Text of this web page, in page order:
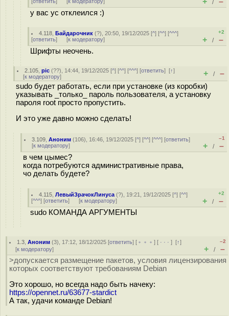
/
у вас ус отклеился :)
4.118 ,Байдарочник (?), 20:50, 19/12/2025 [^] [^^] [^^^]
[ответить] [к модератору]
+2
+ / –
Шрифты неочень.
2.105 ,pic (??), 14:44, 19/12/2025 [^] [^^] [^^^] [ответить][↑]
[к модератору] + / –
sudo будет работать, если при установке (из коробки)
указывать _только_ пароль пользователя, а установку
пароля root просто пропустить.
И это уже давно можно сделать!
3.109 ,Аноним (106), 16:46, 19/12/2025 [^] [^^] [^^^] [ответить]
[к модератору]
–1
+ / –
в чем цымес?
когда потребуются административные права,
чо делать будете?
4.115 ,ЛевыйЗрачокЛинуса (?), 19:21, 19/12/2025 [^] [^^]
[^^^] [ответить] [к модератору]
+2
+ / –
sudo КОМАНДА АРГУМЕНТЫ
1.3 ,Аноним (3), 17:12, 18/12/2025 [ответить] [ ﹢﹢﹢] [ · · ·][↑]
[к модератору]
–2
+ / –
>допускается размещение пакетов, условия лицензирования
которых соответствуют требованиям Debian
Это хорошо, но всегда надо быть начеку:
https://opennet.ru/63677-stardict
А так, удачи команде Debian!